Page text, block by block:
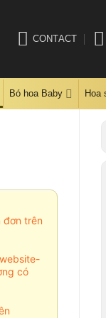
CONTACT
Bó hoa Baby Hoa
đơn trên
có